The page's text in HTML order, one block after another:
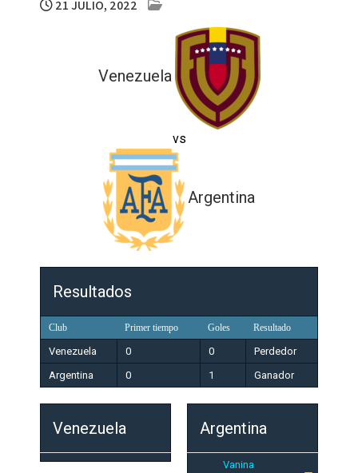
21 JULIO, 2022
Venezuela
vs
Argentina
Resultados
Club Primer tiempo Goles Resultado
Venezuela 0 0
Perdedor
Argentina
0 1 Ganador
Venezuela Argentina
Vanina